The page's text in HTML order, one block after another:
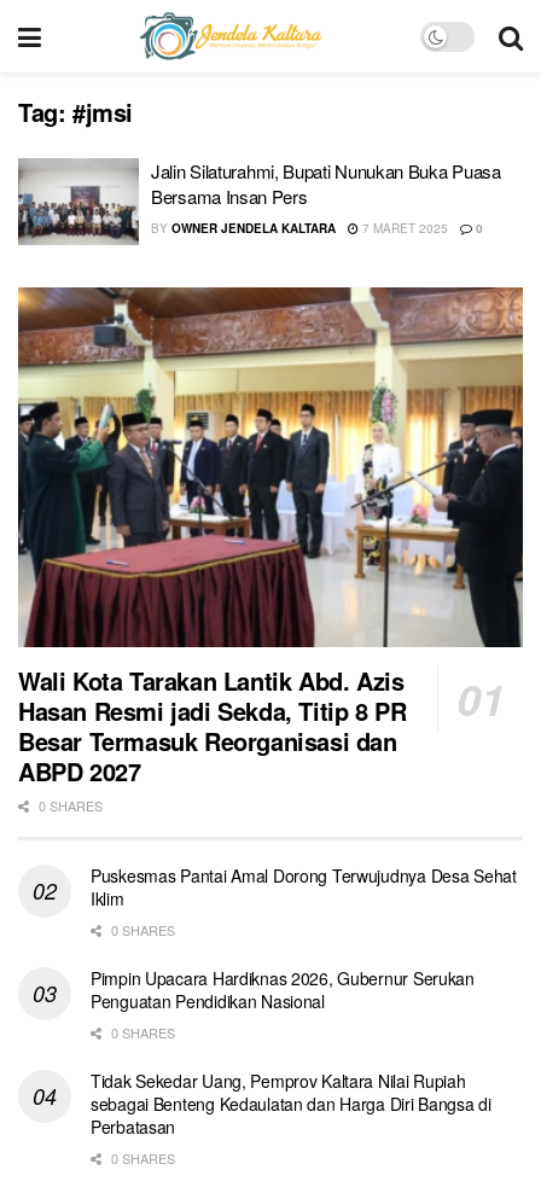
Tag: #jmsi
Jalin Silaturahmi, Bupati Nunukan Buka Puasa
Bersama Insan Pers
BY OWNER JENDELA KALTARA 7 MARET 2025 0
Wali Kota Tarakan Lantik Abd. Azis
Hasan Resmi jadi Sekda, Titip 8 PR
Besar Termasuk Reorganisasi dan
ABPD 2027
0 SHARES
Puskesmas Pantai Amal Dorong Terwujudnya Desa Sehat
Iklim
0 SHARES
Pimpin Upacara Hardiknas 2026, Gubernur Serukan
Penguatan Pendidikan Nasional
0 SHARES
Tidak Sekedar Uang, Pemprov Kaltara Nilai Rupiah
sebagai Benteng Kedaulatan dan Harga Diri Bangsa di
Perbatasan
0 SHARES